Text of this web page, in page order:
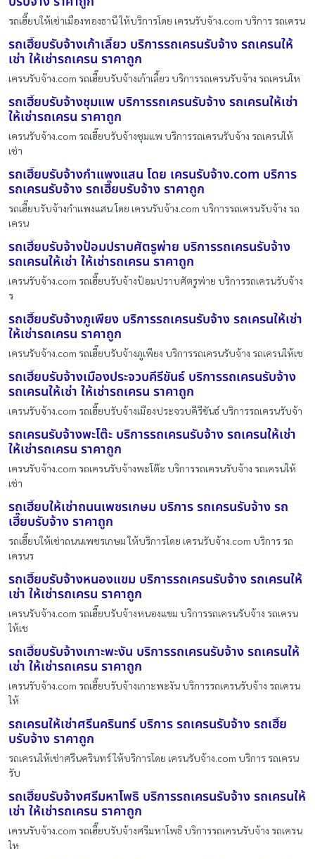
รถเฮี๊ยบให้เช่าเมืองทองธานี ให้บริการโดย เครนรับจ้าง.com บริการ รถเครน
รถเฮี๊ยบรับจ้างเก้าเลี้ยว บริการรถเครนรับจ้าง รถเครนให้
เช่า ให้เช่ารถเครน ราคาถูก
เครนรับจ้าง.com รถเฮี๊ยบรับจ้างเก้าเลี้ยว บริการรถเครนรับจ้าง รถเครนให
รถเฮี๊ยบรับจ้างชุมแพ บริการรถเครนรับจ้าง รถเครนให้เช่า
ให้เช่ารถเครน ราคาถูก
เครนรับจ้าง.com รถเฮี๊ยบรับจ้างชุมแพ บริการรถเครนรับจ้าง รถเครนให้
เช่า
รถเฮี๊ยบรับจ้างกำแพงแสน โดย เครนรับจ้าง.com บริการ
รถเครนรับจ้าง รถเฮี๊ยบรับจ้าง ราคาถูก
รถเฮี๊ยบรับจ้างกำแพงแสน โดย เครนรับจ้าง.com บริการรถเครนรับจ้าง รถ
เครน
รถเฮี๊ยบรับจ้างป้อมปราบศัตรูพ่าย บริการรถเครนรับจ้าง
รถเครนให้เช่า ให้เช่ารถเครน ราคาถูก
เครนรับจ้าง.com รถเฮี๊ยบรับจ้างป้อมปราบศัตรูพ่าย บริการรถเครนรับจ้าง
ร
รถเฮี๊ยบรับจ้างภูเพียง บริการรถเครนรับจ้าง รถเครนให้เช่า
ให้เช่ารถเครน ราคาถูก
เครนรับจ้าง.com รถเฮี๊ยบรับจ้างภูเพียง บริการรถเครนรับจ้าง รถเครนให้เช
รถเฮี๊ยบรับจ้างเมืองประจวบคีรีขันธ์ บริการรถเครนรับจ้าง
รถเครนให้เช่า ให้เช่ารถเครน ราคาถูก
เครนรับจ้าง.com รถเฮี๊ยบรับจ้างเมืองประจวบคีรีขันธ์ บริการรถเครนรับจ้า
รถเครนรับจ้างพะโต๊ะ บริการรถเครนรับจ้าง รถเครนให้เช่า
ให้เช่ารถเครน ราคาถูก
เครนรับจ้าง.com รถเครนรับจ้างพะโต๊ะ บริการรถเครนรับจ้าง รถเครนให้
เช่า
รถเฮี๊ยบให้เช่าถนนเพชรเกษม บริการ รถเครนรับจ้าง รถ
เฮี๊ยบรับจ้าง ราคาถูก
รถเฮี๊ยบให้เช่าถนนเพชรเกษม ให้บริการโดย เครนรับจ้าง.com บริการ รถ
เครนร
รถเฮี๊ยบรับจ้างหนองแขม บริการรถเครนรับจ้าง รถเครนให้
เช่า ให้เช่ารถเครน ราคาถูก
เครนรับจ้าง.com รถเฮี๊ยบรับจ้างหนองแขม บริการรถเครนรับจ้าง รถเครน
ให้เช
รถเฮี๊ยบรับจ้างเกาะพะงัน บริการรถเครนรับจ้าง รถเครนให้
เช่า ให้เช่ารถเครน ราคาถูก
เครนรับจ้าง.com รถเฮี๊ยบรับจ้างเกาะพะงัน บริการรถเครนรับจ้าง รถเครน
ให้
รถเครนให้เช่าศรีนครินทร์ บริการ รถเครนรับจ้าง รถเฮี๊ย
บรับจ้าง ราคาถูก
รถเครนให้เช่าศรีนครินทร์ ให้บริการโดย เครนรับจ้าง.com บริการ รถเครน
รับ
รถเฮี๊ยบรับจ้างศรีมหาโพธิ บริการรถเครนรับจ้าง รถเครนให้
เช่า ให้เช่ารถเครน ราคาถูก
เครนรับจ้าง.com รถเฮี๊ยบรับจ้างศรีมหาโพธิ บริการรถเครนรับจ้าง รถเครน
ให